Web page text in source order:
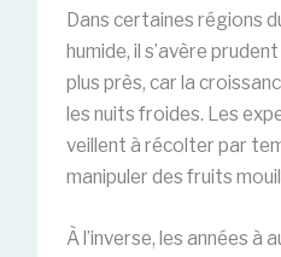
Dans certaines régions
humide, il s’avère
plus près, car la
les nuits froides. Les
veillent à récolter par
manipuler des fruits
À l’inverse, les années à